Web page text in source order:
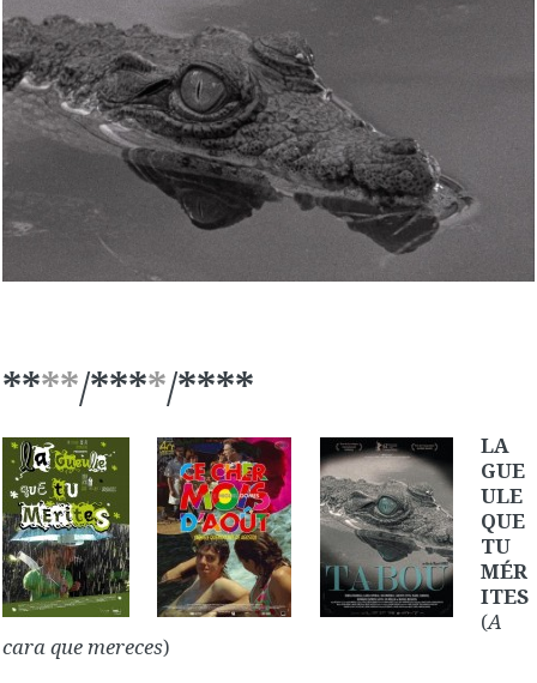
****/****/****
LA
GUE
ULE
QUE
TU
MÉR
ITES
(A
cara que mereces)